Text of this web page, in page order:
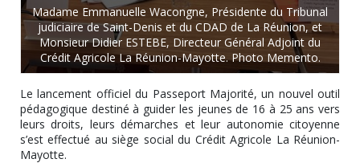
Madame Emmanuelle Wacongne, Présidente du Tribunal
judiciaire de Saint-Denis et du CDAD de La Réunion, et
Monsieur Didier ESTEBE, Directeur Général Adjoint du
Crédit Agricole La Réunion-Mayotte. Photo Memento.
Le lancement officiel du Passeport Majorité, un nouvel outil
pédagogique destiné à guider les jeunes de 16 à 25 ans vers
leurs droits, leurs démarches et leur autonomie citoyenne
s’est effectué au siège social du Crédit Agricole La Réunion-
Mayotte.